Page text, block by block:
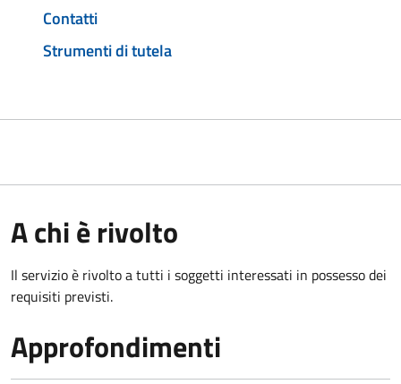
Contatti
Strumenti di tutela
A chi è rivolto
Il servizio è rivolto a tutti i soggetti interessati in possesso dei
requisiti previsti.
Approfondimenti